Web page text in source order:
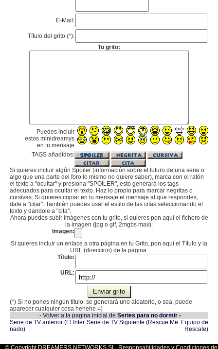
E-Mail:
Título del grito (*):
Tu grito:
Puedes incluir
estos minidreamys
en tu mensaje
TAGS añadidos:
Si quieres incluir algún Spoiler (información sobre el futuro de una serie o
algo que una parte del foro lo mismo no quiere saber), marca con el ratón
el texto a "ocultar" y presiona "SPOILER", esto generará los tags
adecuados para ocultar el texto. Haz lo propio para marcar negritas o
cursivas. Si quieres copiar en tu mensaje el mensaje al que respondes,
dale a "citar". También puedes usar el estilo de las citas seleccionando el
texto y dandole a "cita".
Ahora puedes subir imágenes con tu grito, si quieres pon aquí el fichero de
la imagen (jpg o gif, 2mgbs max):
Imagen:
Si quieres incluir un enlace a otra página en tu Grito, pon aquí el Título y la
URL (direccion) de la pagina:
Título:
URL:
(*) Si no pones ningún título, se generará uno aleatorio, o sea, puede
aparecer cualquier cosa hehehe =)
- Volver a la pagina inicial de Series para no dormir -
Serie de TV anterior (El Inter
nado)
Serie de TV Siguiente (Rescue Me: Equipo de
Rescate)
© Copyright DREAMERS NETWORKS SL. Responsabilidades y Condiciones de